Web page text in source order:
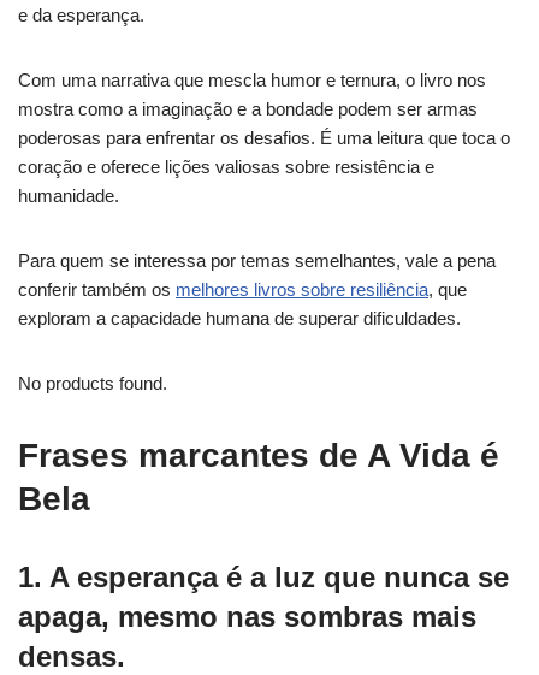
e da esperança.
Com uma narrativa que mescla humor e ternura, o livro nos
mostra como a imaginação e a bondade podem ser armas
poderosas para enfrentar os desafios. É uma leitura que toca o
coração e oferece lições valiosas sobre resistência e
humanidade.
Para quem se interessa por temas semelhantes, vale a pena
conferir também os melhores livros sobre resiliência, que
exploram a capacidade humana de superar dificuldades.
No products found.
Frases marcantes de A Vida é
Bela
1. A esperança é a luz que nunca se
apaga, mesmo nas sombras mais
densas.